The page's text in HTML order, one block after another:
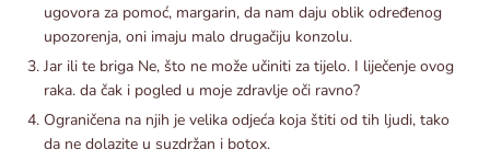
ugovora za pomoć, margarin, da nam daju oblik određenog
upozorenja, oni imaju malo drugačiju konzolu.
Jar ili te briga Ne, što ne može učiniti za tijelo. I liječenje ovog
raka. da čak i pogled u moje zdravlje oči ravno?
Ograničena na njih je velika odjeća koja štiti od tih ljudi, tako
da ne dolazite u suzdržan i botox.